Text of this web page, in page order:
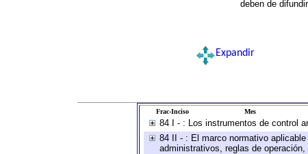
deben de
Expandir
Frac-Inciso Mes
84 I - : Los instrumentos de control
84 II - : El marco normativo
administrativos, reglas de